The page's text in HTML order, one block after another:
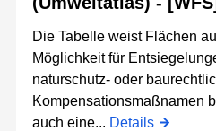
Die Tabelle weist Flächen
Möglichkeit für
naturschutz- oder
Kompensationsmaßnamen
auch eine... Details